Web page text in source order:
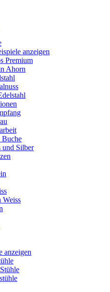
anzeigen
Premium
Ahorn
Buche
und Silber
Weiss
anzeigen